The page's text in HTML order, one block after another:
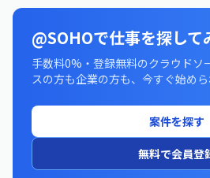
@SOHOで仕事を探して
手数料0%・登録無料のクラウドソ
スの方も企業の方も、今すぐ始めら
案件を探す
無料で会員登